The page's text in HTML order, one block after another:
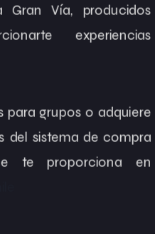
Gran Vía, producidos
experiencias
para grupos o adquiere
del sistema de compra
te proporciona en